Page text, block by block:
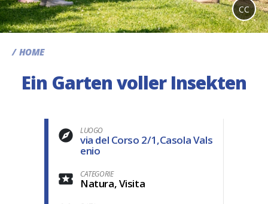
CC
HOME
Ein Garten voller Insekten
LUOGO
via del Corso 2/1,Casola Vals
enio
CATEGORIE
Natura, Visita